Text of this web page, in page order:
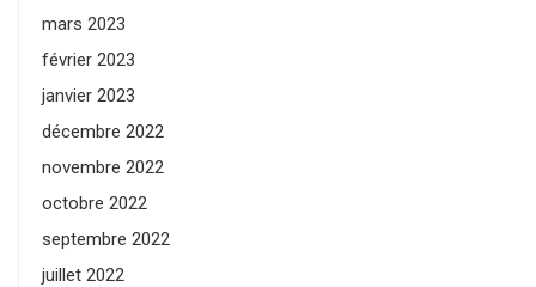
mars 2023
février 2023
janvier 2023
décembre 2022
novembre 2022
octobre 2022
septembre 2022
juillet 2022